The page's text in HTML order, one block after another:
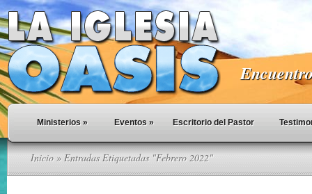
Ministerios » Eventos » Escritorio del Pastor
Inicio » Entradas Etiquetadas "Febrero 2022"